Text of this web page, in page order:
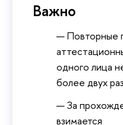
Важно
Повторные
одного лица
более двух раз
За
взимается